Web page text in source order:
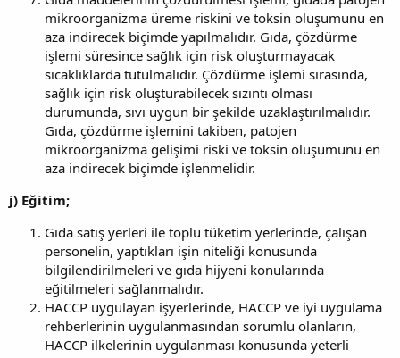
mikroorganizma üreme riskini ve toksin oluşumunu en
aza indirecek biçimde yapılmalıdır. Gıda, çözdürme
işlemi süresince sağlık için risk oluşturmayacak
sıcaklıklarda tutulmalıdır. Çözdürme işlemi sırasında,
sağlık için risk oluşturabilecek sızıntı olması
durumunda, sıvı uygun bir şekilde uzaklaştırılmalıdır.
Gıda, çözdürme işlemini takiben, patojen
mikroorganizma gelişimi riski ve toksin oluşumunu en
aza indirecek biçimde işlenmelidir.
j) Eğitim;
Gıda satış yerleri ile toplu tüketim yerlerinde, çalışan
personelin, yaptıkları işin niteliği konusunda
bilgilendirilmeleri ve gıda hijyeni konularında
eğitilmeleri sağlanmalıdır.
HACCP uygulayan işyerlerinde, HACCP ve iyi uygulama
rehberlerinin uygulanmasından sorumlu olanların,
HACCP ilkelerinin uygulanması konusunda yeterli